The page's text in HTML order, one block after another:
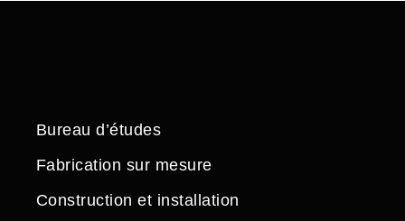
Bureau d’études
Fabrication sur mesure
Construction et installation